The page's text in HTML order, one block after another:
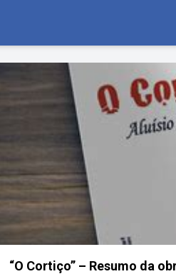
“O Cortiço” – Resumo da